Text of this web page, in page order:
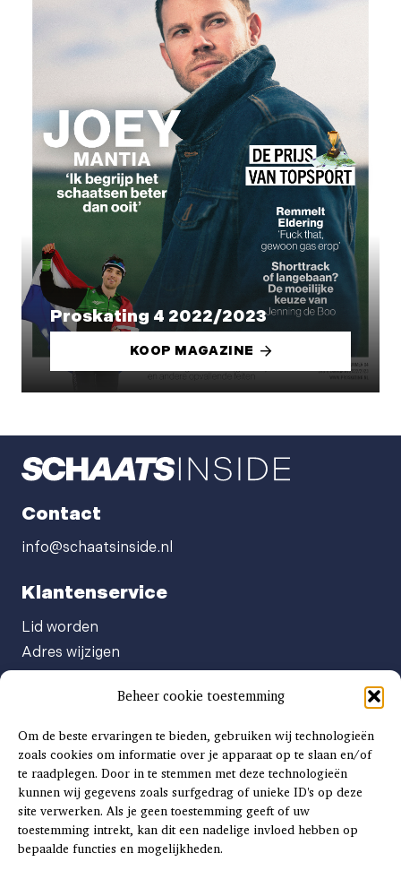
Beheer cookie toestemming
Om de beste ervaringen te bieden, gebruiken wij technologieën
zoals cookies om informatie over je apparaat op te slaan en/of
te raadplegen. Door in te stemmen met deze technologieën
kunnen wij gegevens zoals surfgedrag of unieke ID's op deze
site verwerken. Als je geen toestemming geeft of uw
toestemming intrekt, kan dit een nadelige invloed hebben op
bepaalde functies en mogelijkheden.
Proskating 4 2022/2023
KOOP MAGAZINE
Contact
info@schaatsinside.nl
Klantenservice
Lid worden
Adres wijzigen
Abonnement opzeggen
Afgeven automatische incasso
Factuur betalen
Klachtenformulier
Overige vragen
Adverteren